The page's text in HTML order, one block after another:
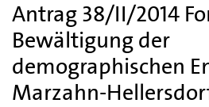
Antrag 38/II/2014
Bewältigung der
demographischen
Marzahn-